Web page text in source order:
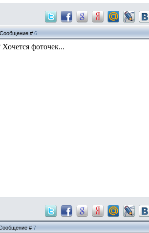
Сообщение # 6
фоточек...
# 7